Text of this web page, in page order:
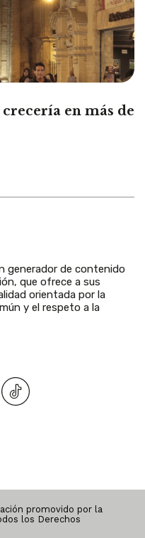
en más de
generador de contenido
que ofrece a sus
orientada por la
y el respeto a la
promovido por la
los Derechos